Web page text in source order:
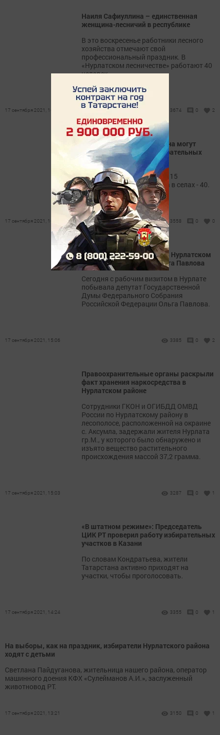
Наиля Сафиуллина – единственная
женщина-лесничий в республике
В это воскресенье работники лесного
хозяйства отмечают свой
профессиональный праздник. В
«Нурлатском лесничестве» работают 40
человек.
17 сентября 2021, 16:35 3674 0 2
Жители Нурлатского района могут
проголосовать на 55 избирательных
участках
Сегодня в городе открыты 15
избирательных участков, а в селах - 40.
17 сентября 2021, 16:24 3558 0 0
С организацией выборов в Нурлатском
районе ознакомилась Ольга Павлова
Сегодня с рабочим визитом в Нурлате
побывала депутат Государственной
Думы Федерального Собрания
Российской Федерации Ольга Павлова.
17 сентября 2021, 15:06 3385 0 2
Правоохранительные органы раскрыли
факт хранения наркосредства в
Нурлатском районе
Сотрудники ГКОН и ОГИБДД ОМВД
России по Нурлатскому району в
лесополосе, расположенной на окраине
с. Аксумла, задержали жителя Нурлата
гр.М., у которого было обнаружено и
изъято вещество растительного
происхождения массой 37,2 грамма.
17 сентября 2021, 15:03 3287 0 1
«В штатном режиме»: Председатель
ЦИК РТ проверил работу избирательных
участков в Казани
По словам Кондратьева, жители
Татарстана активно приходят на
участки, чтобы проголосовать.
17 сентября 2021, 14:24 3355 0 1
На выборы, как на праздник, избиратели Нурлатского района
ходят с детьми
Светлана Пайдуганова, жительница нашего района, оператор
машинного доения КФХ «Сулейманов А.И.», заслуженный
животновод РТ.
17 сентября 2021, 13:21 3150 0 1